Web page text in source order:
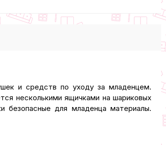
и средств по уходу за младенцем.
несколькими ящичками на шариковых
безопасные для младенца материалы.